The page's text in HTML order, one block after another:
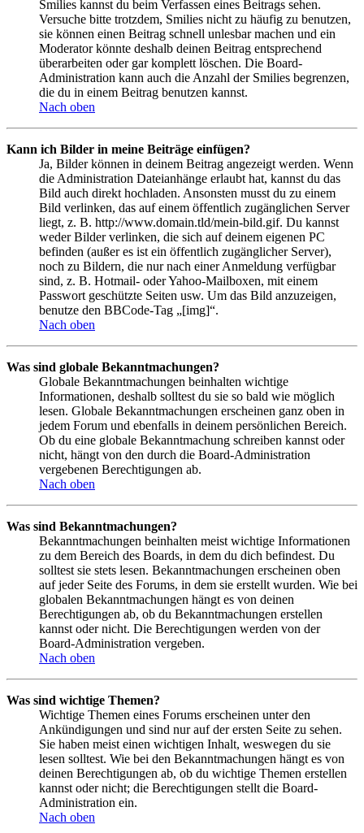
Smilies kannst du beim Verfassen eines Beitrags sehen.
Versuche bitte trotzdem, Smilies nicht zu häufig zu benutzen,
sie können einen Beitrag schnell unlesbar machen und ein
Moderator könnte deshalb deinen Beitrag entsprechend
überarbeiten oder gar komplett löschen. Die Board-
Administration kann auch die Anzahl der Smilies begrenzen,
die du in einem Beitrag benutzen kannst.
Nach oben
Kann ich Bilder in meine Beiträge einfügen?
Ja, Bilder können in deinem Beitrag angezeigt werden. Wenn
die Administration Dateianhänge erlaubt hat, kannst du das
Bild auch direkt hochladen. Ansonsten musst du zu einem
Bild verlinken, das auf einem öffentlich zugänglichen Server
liegt, z. B. http://www.domain.tld/mein-bild.gif. Du kannst
weder Bilder verlinken, die sich auf deinem eigenen PC
befinden (außer es ist ein öffentlich zugänglicher Server),
noch zu Bildern, die nur nach einer Anmeldung verfügbar
sind, z. B. Hotmail- oder Yahoo-Mailboxen, mit einem
Passwort geschützte Seiten usw. Um das Bild anzuzeigen,
benutze den BBCode-Tag „[img]“.
Nach oben
Was sind globale Bekanntmachungen?
Globale Bekanntmachungen beinhalten wichtige
Informationen, deshalb solltest du sie so bald wie möglich
lesen. Globale Bekanntmachungen erscheinen ganz oben in
jedem Forum und ebenfalls in deinem persönlichen Bereich.
Ob du eine globale Bekanntmachung schreiben kannst oder
nicht, hängt von den durch die Board-Administration
vergebenen Berechtigungen ab.
Nach oben
Was sind Bekanntmachungen?
Bekanntmachungen beinhalten meist wichtige Informationen
zu dem Bereich des Boards, in dem du dich befindest. Du
solltest sie stets lesen. Bekanntmachungen erscheinen oben
auf jeder Seite des Forums, in dem sie erstellt wurden. Wie bei
globalen Bekanntmachungen hängt es von deinen
Berechtigungen ab, ob du Bekanntmachungen erstellen
kannst oder nicht. Die Berechtigungen werden von der
Board-Administration vergeben.
Nach oben
Was sind wichtige Themen?
Wichtige Themen eines Forums erscheinen unter den
Ankündigungen und sind nur auf der ersten Seite zu sehen.
Sie haben meist einen wichtigen Inhalt, weswegen du sie
lesen solltest. Wie bei den Bekanntmachungen hängt es von
deinen Berechtigungen ab, ob du wichtige Themen erstellen
kannst oder nicht; die Berechtigungen stellt die Board-
Administration ein.
Nach oben